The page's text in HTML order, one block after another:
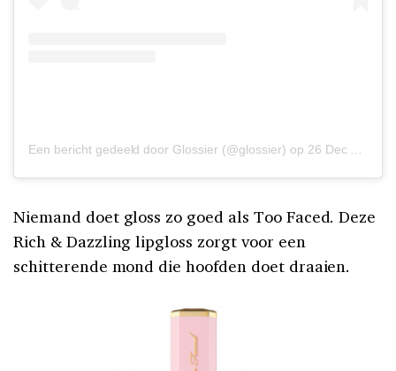
Een bericht gedeeld door Glossier (@glossier) op 26 Dec 2019 om 9:32 (PST)
Niemand doet gloss zo goed als Too Faced. Deze
Rich & Dazzling lipgloss zorgt voor een
schitterende mond die hoofden doet draaien.